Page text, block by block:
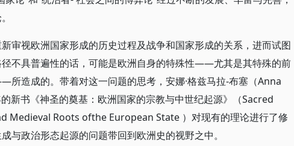
审视欧洲国家形成的历史过程及战争和国家形成的关系，进而试图
不具普遍性的话，可能是欧洲自身的特殊性——尤其是其特殊的前
造成的。带着对这一问题的思考，安娜·格兹马拉-布塞（Anna
新书《神圣的奠基：欧洲国家的宗教与中世纪起源》（Sacred
Medieval Roots ofthe European State ）对现有的理论进行了修
与政治形态起源的问题带回到欧洲史的视野之中。